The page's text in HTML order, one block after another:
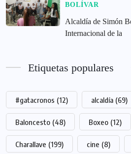
BOLÍVAR
Alcaldía de Simón
Internacional de la
Etiquetas populares
#gatacronos (12) alcaldía (69)
Baloncesto (48) Boxeo (12)
Charallave (199) cine (8)